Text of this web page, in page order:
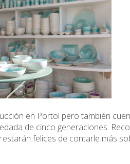
en Portol pero también
de cinco generaciones.
estarán felices de contarle más